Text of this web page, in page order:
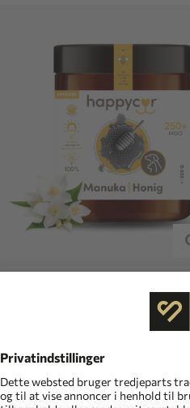
® MANUKA
28,40 €(14,20 €/100g)
Petisave7%=1,99 €